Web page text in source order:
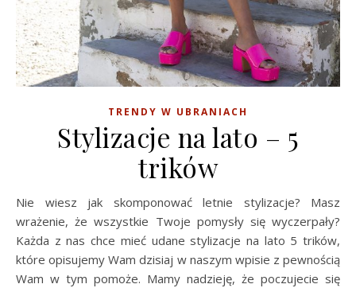
TRENDY W UBRANIACH
Stylizacje na lato – 5
trików
Nie wiesz jak skomponować letnie stylizacje? Masz
wrażenie, że wszystkie Twoje pomysły się wyczerpały?
Każda z nas chce mieć udane stylizacje na lato 5 trików,
które opisujemy Wam dzisiaj w naszym wpisie z pewnością
Wam w tym pomoże. Mamy nadzieję, że poczujecie się